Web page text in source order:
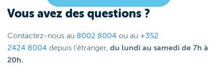
Vous avez des questions ?
Contactez-nous au 8002 8004 ou au +352
2424 8004 depuis l’étranger, du lundi au samedi de 7h à
20h.